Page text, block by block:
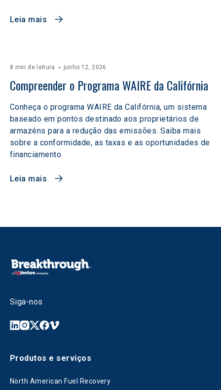
Leia mais
8 min de leitura junho 12, 2026
Compreender o Programa WAIRE da Califórnia
Conheça o programa WAIRE da Califórnia, um sistema
baseado em pontos destinado aos proprietários de
armazéns para a redução das emissões. Saiba mais
sobre a conformidade, as taxas e as oportunidades de
financiamento.
Leia mais
Siga-nos
Produtos e serviços
North American Fuel Recovery